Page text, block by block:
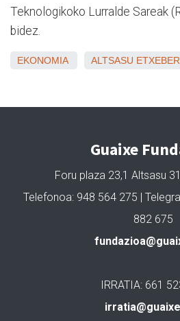
Teknologikoko Lurralde Sareak
bidez.
EKONOMIA ALTSASU
Guaixe
Foru plaza 23,1 Altsasu
Telefonoa: 948 564 275 |
882 675
IRRATIA: 661